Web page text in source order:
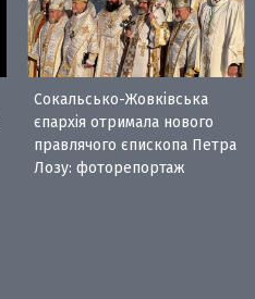
Сокальсько-Жовківська
єпархія отримала нового
правлячого єпископа Петра
Лозу: фоторепортаж